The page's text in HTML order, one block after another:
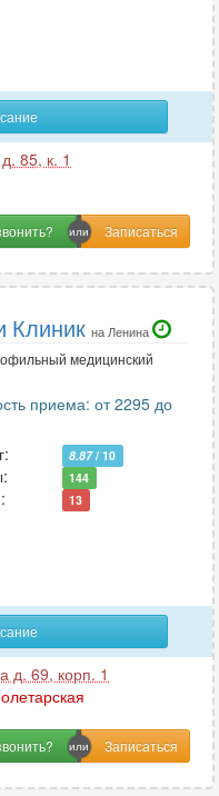
85, к. 1
Клиник на Ленина
медицинский
приема: от 2295 до
8.87/ 10
144
13
д. 69, корп. 1